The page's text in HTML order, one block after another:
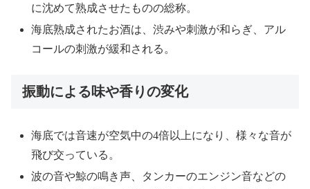
に沈めて熟成させたものの総称。
海底熟成されたお酒は、渋みや刺激が和らぎ、アル
コールの刺激が緩和される。
振動による味や香りの変化
海底では音速が空気中の4倍以上になり、様々な音が
飛び交っている。
波の音や鯨の鳴き声、タンカーのエンジン音などの